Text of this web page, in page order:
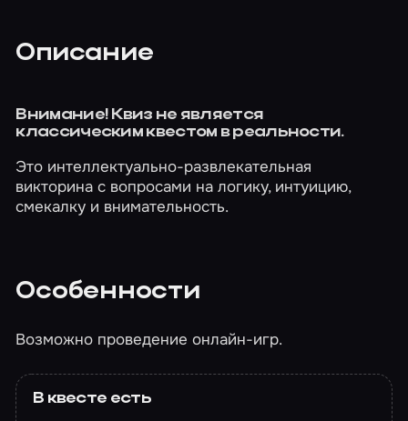
Описание
Внимание! Квиз не является
классическим квестом в реальности.
Это интеллектуально-развлекательная
викторина с вопросами на логику, интуицию,
смекалку и внимательность.
Особенности
Возможно проведение онлайн-игр.
В квесте есть